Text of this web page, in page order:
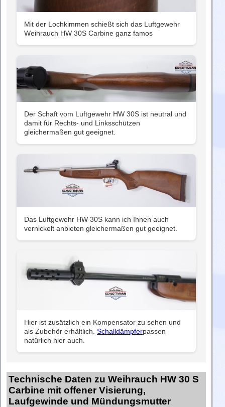
Mit der Lochkimmen schießt sich das Luftgewehr
Weihrauch HW 30S Carbine ganz famos
Der Schaft vom Luftgewehr HW 30S ist neutral und
damit für Rechts- und Linksschützen
gleichermaßen gut geeignet.
Das Luftgewehr HW 30S kann ich Ihnen auch
vernickelt anbieten gleichermaßen gut geeignet.
Hier ist zusätzlich ein Kompensator zu sehen und
als Zubehör erhältlich. Schalldämpferpassen
natürlich hier auch.
Technische Daten zu Weihrauch HW 30 S
Carbine mit offener Visierung,
Laufgewinde und Mündungsmutter